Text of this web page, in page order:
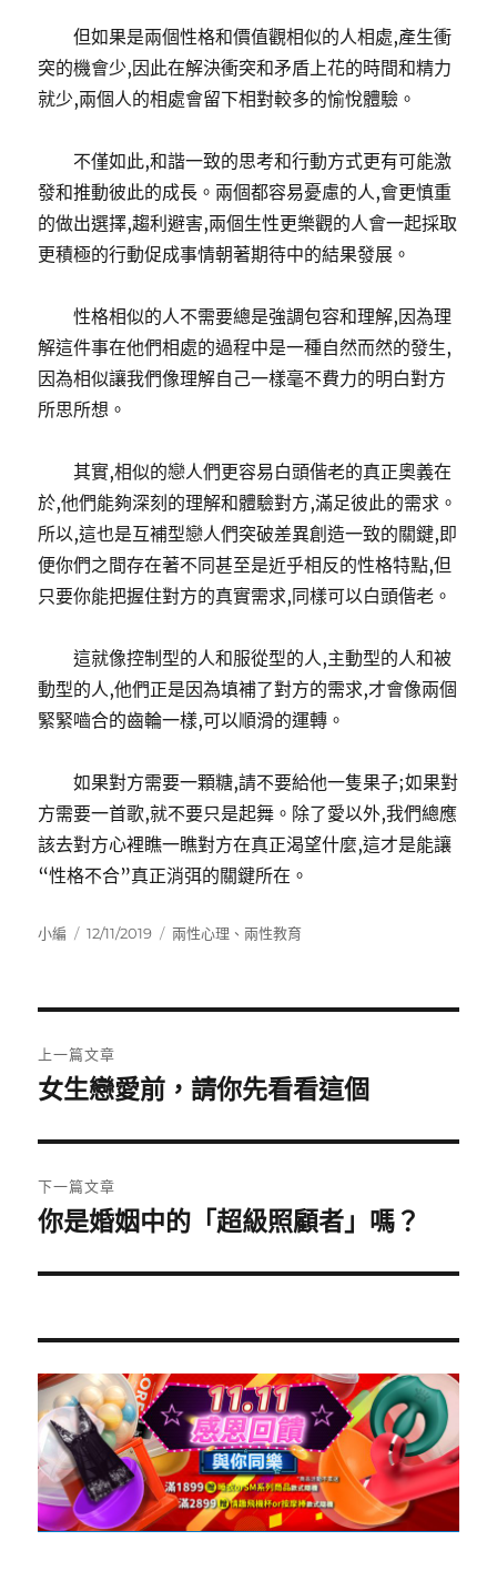
但如果是兩個性格和價值觀相似的人相處,產生衝
突的機會少,因此在解決衝突和矛盾上花的時間和精力
就少,兩個人的相處會留下相對較多的愉悅體驗。
不僅如此,和諧一致的思考和行動方式更有可能激
發和推動彼此的成長。兩個都容易憂慮的人,會更慎重
的做出選擇,趨利避害,兩個生性更樂觀的人會一起採取
更積極的行動促成事情朝著期待中的結果發展。
性格相似的人不需要總是強調包容和理解,因為理
解這件事在他們相處的過程中是一種自然而然的發生,
因為相似讓我們像理解自己一樣毫不費力的明白對方
所思所想。
其實,相似的戀人們更容易白頭偕老的真正奧義在
於,他們能夠深刻的理解和體驗對方,滿足彼此的需求。
所以,這也是互補型戀人們突破差異創造一致的關鍵,即
便你們之間存在著不同甚至是近乎相反的性格特點,但
只要你能把握住對方的真實需求,同樣可以白頭偕老。
這就像控制型的人和服從型的人,主動型的人和被
動型的人,他們正是因為填補了對方的需求,才會像兩個
緊緊嚙合的齒輪一樣,可以順滑的運轉。
如果對方需要一顆糖,請不要給他一隻果子;如果對
方需要一首歌,就不要只是起舞。除了愛以外,我們總應
該去對方心裡瞧一瞧對方在真正渴望什麼,這才是能讓
“性格不合”真正消弭的關鍵所在。
作
小編
發
12/11/2019
分
兩性心理 、 兩性教育
章
覽
上一篇文章
上
篇
文
章:
女生戀愛前，請你先看看這個
下一篇文章
下
篇
章:
你是婚姻中的「超級照顧者」嗎？